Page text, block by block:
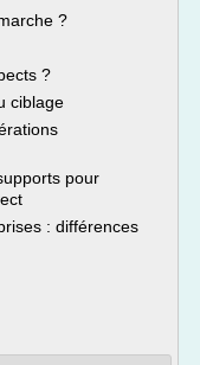
?
?
ciblage
pour
: différences